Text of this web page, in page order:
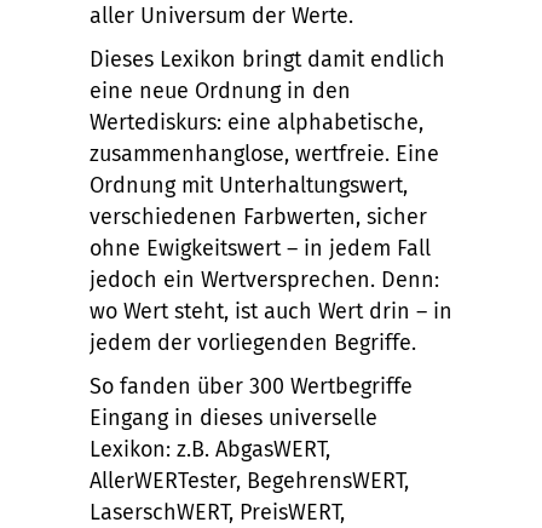
aller Universum der Werte.
Dieses Lexikon bringt damit endlich
eine neue Ordnung in den
Wertediskurs: eine alphabetische,
zusammenhanglose, wertfreie. Eine
Ordnung mit Unterhaltungswert,
verschiedenen Farbwerten, sicher
ohne Ewigkeitswert – in jedem Fall
jedoch ein Wertversprechen. Denn:
wo Wert steht, ist auch Wert drin – in
jedem der vorliegenden Begriffe.
So fanden über 300 Wertbegriffe
Eingang in dieses universelle
Lexikon: z.B. AbgasWERT,
AllerWERTester, BegehrensWERT,
LaserschWERT, PreisWERT,